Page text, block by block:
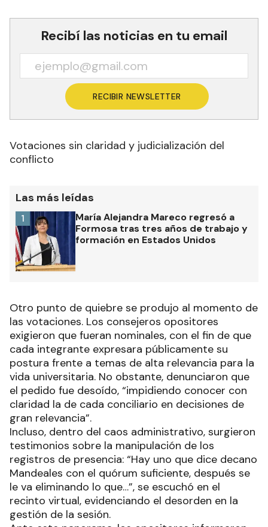
Recibí las noticias en tu email
RECIBIR NEWSLETTER
Votaciones sin claridad y judicialización del
conflicto
Las más leídas
María Alejandra Mareco regresó a
Formosa tras tres años de trabajo y
formación en Estados Unidos
1
Otro punto de quiebre se produjo al momento de
las votaciones. Los consejeros opositores
exigieron que fueran nominales, con el fin de que
cada integrante expresara públicamente su
postura frente a temas de alta relevancia para la
vida universitaria. No obstante, denunciaron que
el pedido fue desoído, “impidiendo conocer con
claridad la de cada conciliario en decisiones de
gran relevancia”.
Incluso, dentro del caos administrativo, surgieron
testimonios sobre la manipulación de los
registros de presencia: “Hay uno que dice decano
Mandeales con el quórum suficiente, después se
le va eliminando lo que…”, se escuchó en el
recinto virtual, evidenciando el desorden en la
gestión de la sesión.